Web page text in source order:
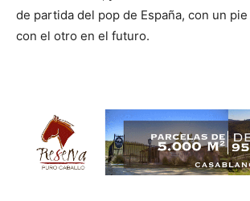
de partida del pop de España, con un
con el otro en el futuro.